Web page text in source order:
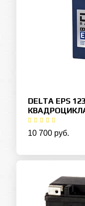
DELTA EPS
10 700 руб.